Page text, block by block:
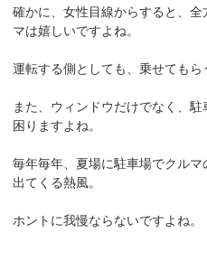
確かに、女性目線からすると、
マは嬉しいですよね。
運転する側としても、乗せてもら
また、ウィンドウだけでなく、
困りますよね。
毎年毎年、夏場に駐車場でクル
出てくる熱風。
ホントに我慢ならないですよね。